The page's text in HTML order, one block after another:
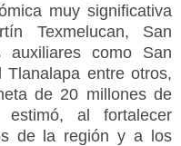
muy significativa
Texmelucan, San
como San
entre otros,
de 20 millones de
al fortalecer
de la región y a los